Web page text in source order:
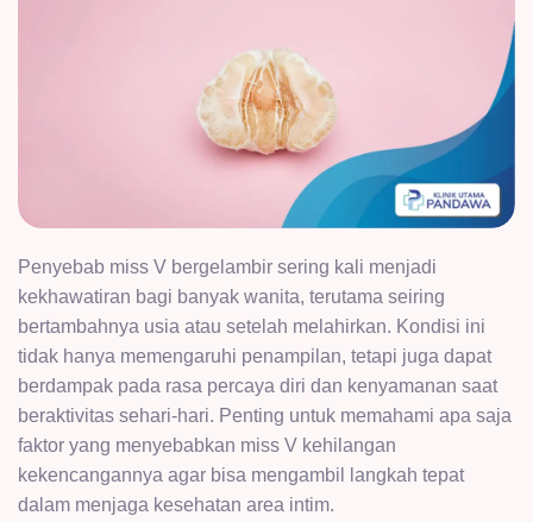
Penyebab miss V bergelambir sering kali menjadi
kekhawatiran bagi banyak wanita, terutama seiring
bertambahnya usia atau setelah melahirkan. Kondisi ini
tidak hanya memengaruhi penampilan, tetapi juga dapat
berdampak pada rasa percaya diri dan kenyamanan saat
beraktivitas sehari-hari. Penting untuk memahami apa saja
faktor yang menyebabkan miss V kehilangan
kekencangannya agar bisa mengambil langkah tepat
dalam menjaga kesehatan area intim.